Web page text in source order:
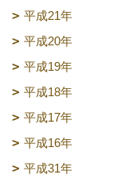
平成21年
平成20年
平成19年
平成18年
平成17年
平成16年
平成31年